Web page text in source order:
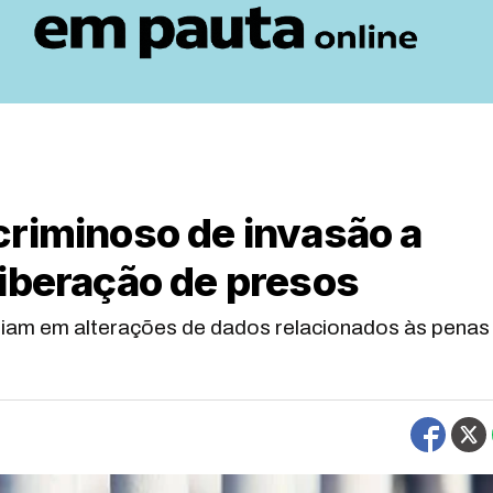
de invasão a
de presos
em alterações de dados relacionados às penas